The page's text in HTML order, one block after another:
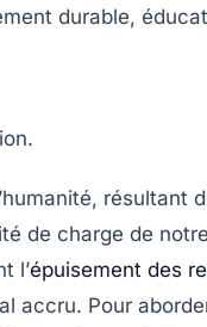
durable,
.
résultant
de charge de
l’épuisement des
accru. Pour